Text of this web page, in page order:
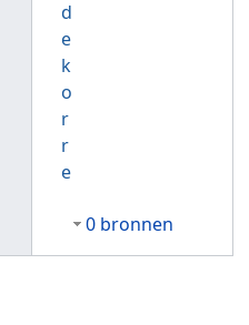
d
e
k
o
r
r
e
0 bronnen